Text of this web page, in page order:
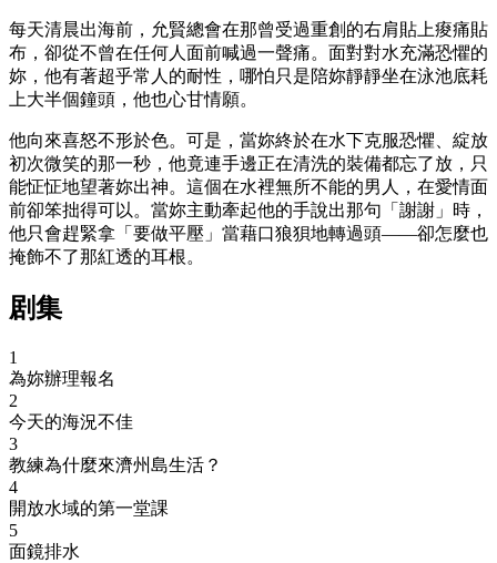
每天清晨出海前，允賢總會在那曾受過重創的右肩貼上痠痛貼
布，卻從不曾在任何人面前喊過一聲痛。面對對水充滿恐懼的
妳，他有著超乎常人的耐性，哪怕只是陪妳靜靜坐在泳池底耗
上大半個鐘頭，他也心甘情願。
他向來喜怒不形於色。可是，當妳終於在水下克服恐懼、綻放
初次微笑的那一秒，他竟連手邊正在清洗的裝備都忘了放，只
能怔怔地望著妳出神。這個在水裡無所不能的男人，在愛情面
前卻笨拙得可以。當妳主動牽起他的手說出那句「謝謝」時，
他只會趕緊拿「要做平壓」當藉口狼狽地轉過頭——卻怎麼也
掩飾不了那紅透的耳根。
剧集
1
為妳辦理報名
2
今天的海況不佳
3
教練為什麼來濟州島生活？
4
開放水域的第一堂課
5
面鏡排水